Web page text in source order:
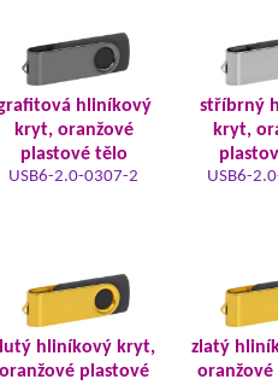
hliníkový
kryt, oranžové
plastové tělo
USB6-2.0-0307-2
stříbrný
kryt,
USB6-
hliníkový kryt,
oranžové plastové
zlatý
oranžové